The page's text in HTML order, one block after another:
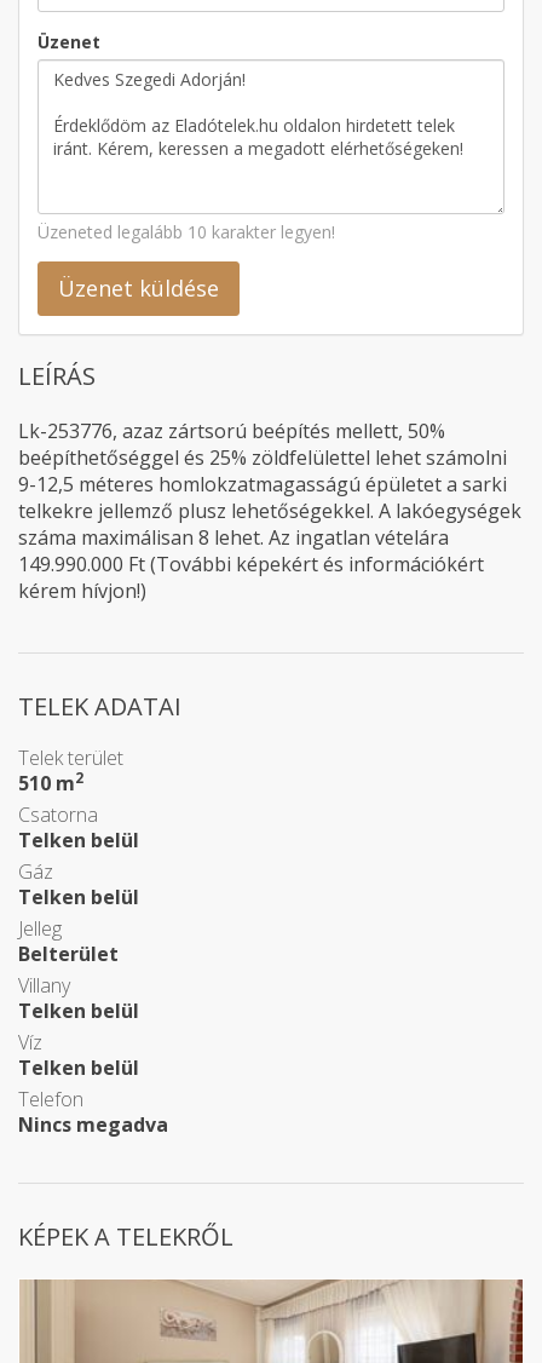
Üzenet
Üzeneted legalább 10 karakter legyen!
Üzenet küldése
LEÍRÁS
Lk-253776, azaz zártsorú beépítés mellett, 50%
beépíthetőséggel és 25% zöldfelülettel lehet számolni
9-12,5 méteres homlokzatmagasságú épületet a sarki
telkekre jellemző plusz lehetőségekkel. A lakóegységek
száma maximálisan 8 lehet. Az ingatlan vételára
149.990.000 Ft (További képekért és információkért
kérem hívjon!)
TELEK ADATAI
Telek terület
510 m2
Csatorna
Telken belül
Gáz
Telken belül
Jelleg
Belterület
Villany
Telken belül
Víz
Telken belül
Telefon
Nincs megadva
KÉPEK A TELEKRŐL